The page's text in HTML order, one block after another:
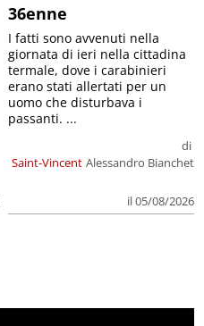
36enne
Saint-Vincent
di
Alessandro Bianchet
il 05/08/2026
I fatti sono avvenuti nella
giornata di ieri nella cittadina
termale, dove i carabinieri
erano stati allertati per un
uomo che disturbava i
passanti. ...